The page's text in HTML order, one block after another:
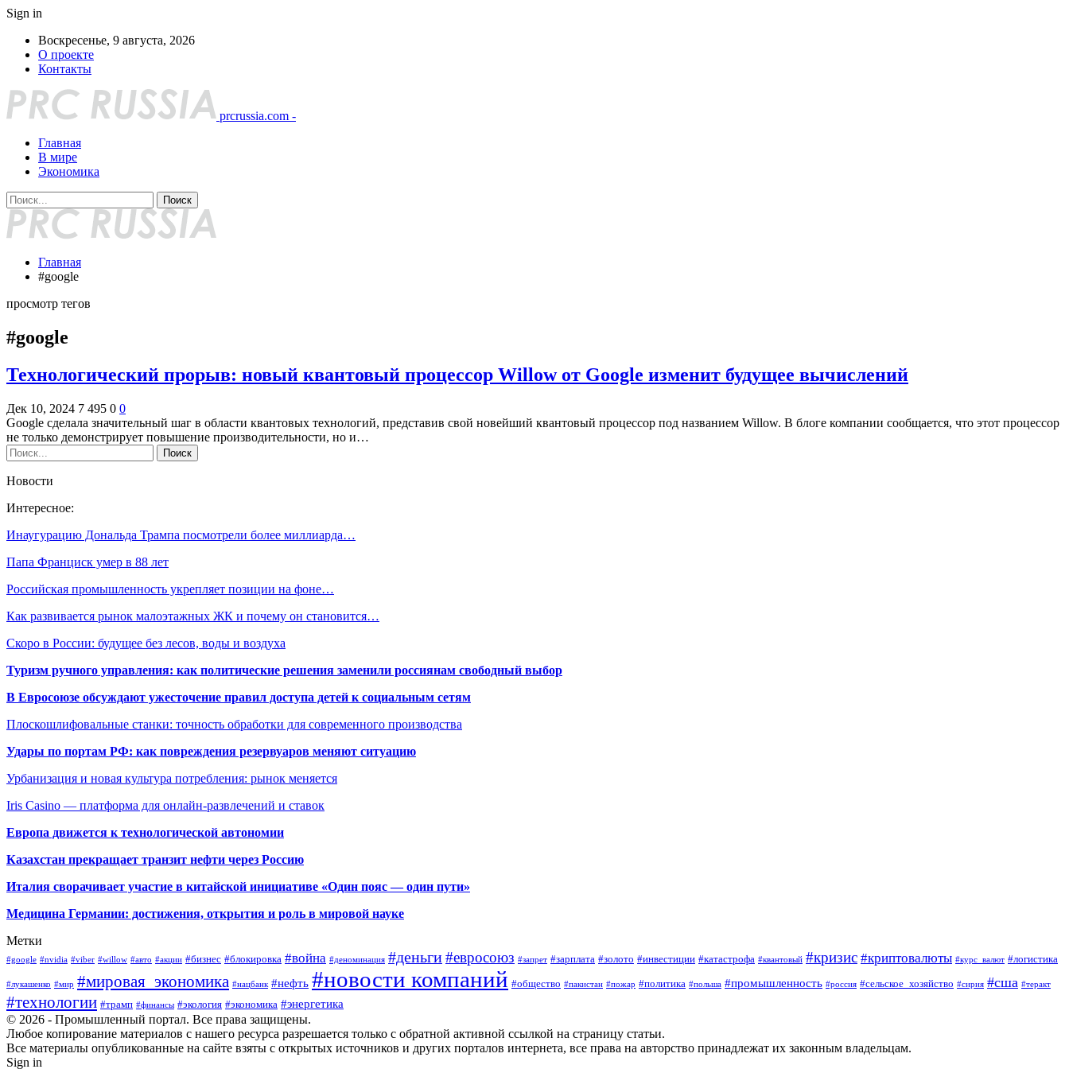
Sign in
Воскресенье, 9 августа, 2026
О проекте
Контакты
prcrussia.com -
Главная
В мире
Экономика
Главная
#google
просмотр тегов
#google
Технологический прорыв: новый квантовый процессор Willow от Google изменит будущее вычислений
Дек 10, 2024 7 495 0 0
Google сделала значительный шаг в области квантовых технологий, представив свой новейший квантовый процессор под названием Willow. В блоге компании сообщается, что этот процессор
не только демонстрирует повышение производительности, но и…
Новости
Интересное:
Инаугурацию Дональда Трампа посмотрели более миллиарда…
Папа Франциск умер в 88 лет
Российская промышленность укрепляет позиции на фоне…
Как развивается рынок малоэтажных ЖК и почему он становится…
Скоро в России: будущее без лесов, воды и воздуха
Туризм ручного управления: как политические решения заменили россиянам свободный выбор
В Евросоюзе обсуждают ужесточение правил доступа детей к социальным сетям
Плоскошлифовальные станки: точность обработки для современного производства
Удары по портам РФ: как повреждения резервуаров меняют ситуацию
Урбанизация и новая культура потребления: рынок меняется
Iris Casino — платформа для онлайн-развлечений и ставок
Европа движется к технологической автономии
Казахстан прекращает транзит нефти через Россию
Италия сворачивает участие в китайской инициативе «Один пояс — один пути»
Медицина Германии: достижения, открытия и роль в мировой науке
Метки
#google #nvidia #viber #willow #авто #акции #бизнес #блокировка #война #деноминация #деньги#евросоюз #запрет #зарплата #золото #инвестиции #катастрофа #квантовый #кризис #криптовалюты #курс_валют #логистика
#лукашенко #мир #мировая_экономика #нацбанк #нефть #новости компаний #общество #пакистан #пожар #политика #польша #промышленность #россия #сельское_хозяйство #сирия #сша #теракт
#технологии #трамп #финансы #экология #экономика #энергетика
© 2026 - Промышленный портал. Все права защищены.
Любое копирование материалов с нашего ресурса разрешается только с обратной активной ссылкой на страницу статьи.
Все материалы опубликованные на сайте взяты с открытых источников и других порталов интернета, все права на авторство принадлежат их законным владельцам.
Sign in